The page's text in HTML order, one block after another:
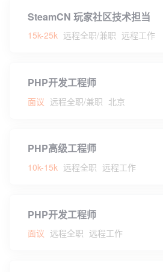
SteamCN 玩家社区技术担当
15k-25k 远程全职/兼职 远程工作
PHP开发工程师
面议 远程全职/兼职 北京
PHP高级工程师
10k-15k 远程全职 远程工作
PHP开发工程师
面议 远程全职 远程工作